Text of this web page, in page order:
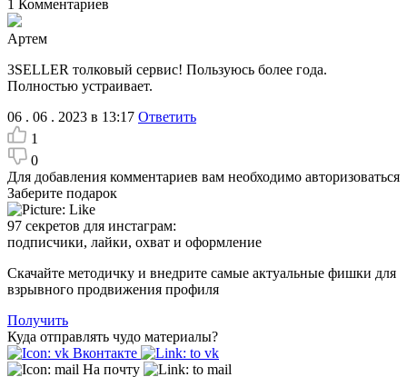
1 Комментариев
Артем
3SELLER толковый сервис! Пользуюсь более года.
Полностью устраивает.
06 . 06 . 2023 в 13:17 Ответить
1
0
Для добавления комментариев вам необходимо авторизоваться
Заберите подарок
97 секретов для инстаграм:
подписчики, лайки, охват и оформление
Скачайте методичку и внедрите самые актуальные фишки для
взрывного продвижения профиля
Получить
Куда отправлять чудо материалы?
Вконтакте
На почту